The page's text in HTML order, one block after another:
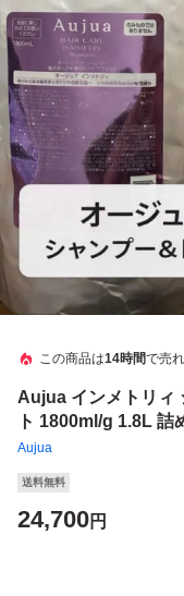
この商品は14時間で売
Aujua インメトリィ
ト 1800ml/g 1.8L
Aujua
送料無料
24,700円